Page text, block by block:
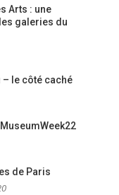
Arts : une
galeries du
le côté caché
de Paris